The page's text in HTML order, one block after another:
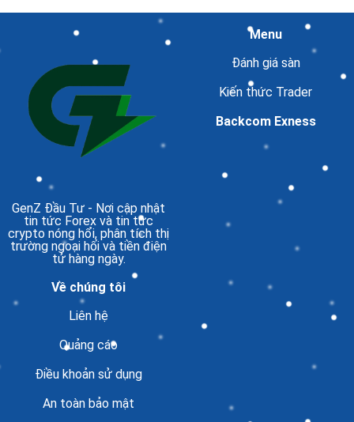
GenZ Đầu Tư - Nơi cập nhật
tin tức Forex và tin tức
crypto nóng hổi, phân tích thị
trường ngoại hối và tiền điện
tử hàng ngày.
Menu
Đánh giá sàn
Kiến thức Trader
Backcom Exness
Về chúng tôi
Liên hệ
Quảng cáo
Điều khoản sử dụng
An toàn bảo mật